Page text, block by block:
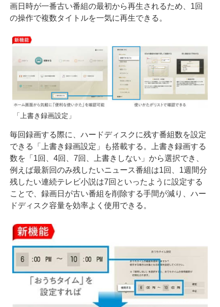
画日時が一番古い番組の最初から再生されるため、1回
の操作で複数タイトルを一気に再生できる。
「上書き録画設定」
毎回録画する際に、ハードディスクに残す番組数を設定
できる「上書き録画設定」も搭載する。上書き録画する
数を「1回、4回、7回、上書きしない」から選択でき、
例えば最新回のみ残したいニュース番組は1回、1週間分
残したい連続テレビ小説は7回といったように設定する
ことで、録画日が古い番組を削除する手間が減り、ハー
ドディスク容量を効率よく使用できる。